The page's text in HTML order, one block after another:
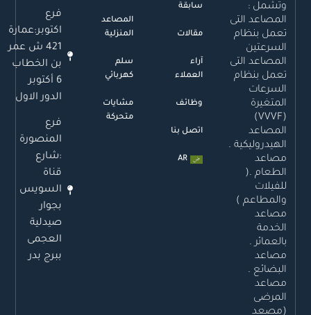
وتشمل :
المصاعد التى
تعمل بنظام
السرعتين
المصاعد التى
تعمل بنظام
السرعات
المتغيرة
(VVVF)
المصاعد
الهيدروليكية .
مصاعد
الطعام .(
للفيلات
والمطاعم )
مصاعد
الخدمة
بالعمائر .
مصاعد
البضائع .
مصاعد
المرضى
(مصعد
سابقة
مقالات
آراء
العملاء
وظائف
اتصل بنا
AR
المصاعد
المنزلية
سلم
كهربائي
مشايات
متحركة
فرع
اكتوبر:عمارة
421 ش عمر
بن الخطاب
6 أكتوبر
الدور الاول
فرع
المنصورة
:شارع
قناة
السويس
بجوار
صيدلية
العجمى
ببرج بدر